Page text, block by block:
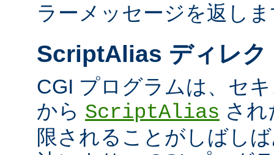
ラーメッセージを返し
ScriptAlias ディレク
CGI プログラムは、セ
から ScriptAlias さ
限されることがしばし